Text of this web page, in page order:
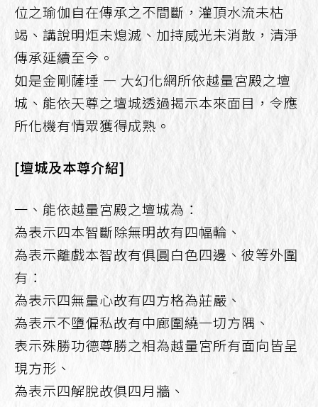
位之瑜伽自在傳承之不間斷，灌頂水流未枯
竭、講說明炬未熄滅、加持威光未消散，清淨
傳承延續至今。
如是金剛薩埵 — 大幻化網所依越量宮殿之壇
城、能依天尊之壇城透過揭示本來面目，令應
所化機有情眾獲得成熟。
[壇城及本尊介紹]
一、能依越量宮殿之壇城為：
為表示四本智斷除無明故有四幅輪、
為表示離戲本智故有俱圓白色四邊、彼等外圍
有：
為表示四無量心故有四方格為莊嚴、
為表示不墮偏私故有中廊圍繞一切方隅、
表示殊勝功德尊勝之相為越量宮所有面向皆呈
現方形、
為表示四解脫故俱四月牆、